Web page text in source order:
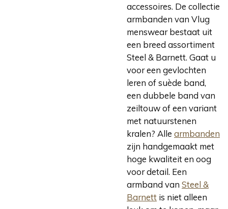
accessoires. De collectie
armbanden van Vlug
menswear bestaat uit
een breed assortiment
Steel & Barnett. Gaat u
voor een gevlochten
leren of suède band,
een dubbele band van
zeiltouw of een variant
met natuurstenen
kralen? Alle armbanden
zijn handgemaakt met
hoge kwaliteit en oog
voor detail. Een
armband van Steel &
Barnett is niet alleen